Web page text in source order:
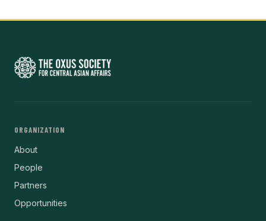
ORGANIZATION
About
People
Partners
Opportunities